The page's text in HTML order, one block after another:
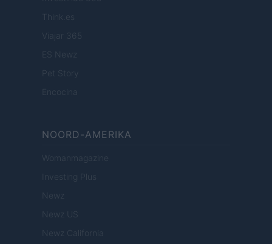
Think.es
Viajar 365
ES Newz
Pet Story
Encocina
NOORD-AMERIKA
Womanmagazine
Investing Plus
Newz
Newz US
Newz California